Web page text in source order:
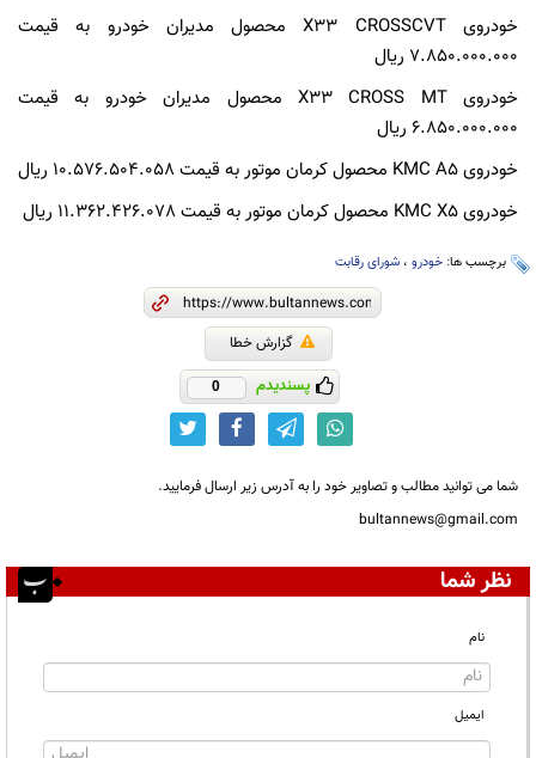
خودروی X33 CROSSCVT محصول مدیران خودرو به قیمت
7.850.000.000 ریال
خودروی X33 CROSS MT محصول مدیران خودرو به قیمت
6.850.000.000 ریال
خودروی KMC A5 محصول کرمان موتور به قیمت 10.576.504.058 ریال
خودروی KMC X5 محصول کرمان موتور به قیمت 11.362.426.078 ریال
برچسب ها: خودرو ، شورای رقابت
گزارش خطا
پسندیدم 0
شما می توانید مطالب و تصاویر خود را به آدرس زیر ارسال فرمایید.
bultannews@gmail.com
نظر شما
نام
ایمیل